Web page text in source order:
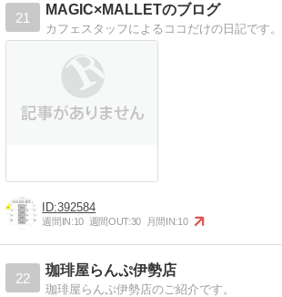
21
MAGIC×MALLETのブログ
392584
週間IN:10 週間OUT:30 月間IN:10
22
珈琲屋らんぷ伊勢店
珈琲屋らんぷ伊勢店のご紹介です。